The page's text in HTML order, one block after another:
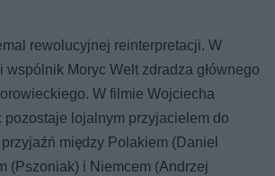
rewolucyjnej reinterpretacji. W
Moryc Welt zdradza głównego
W filmie Wojciecha
pozostaje lojalnym przyjacielem do
przyjaźń między Polakiem (Daniel
(Pszoniak) i Niemcem (Andrzej